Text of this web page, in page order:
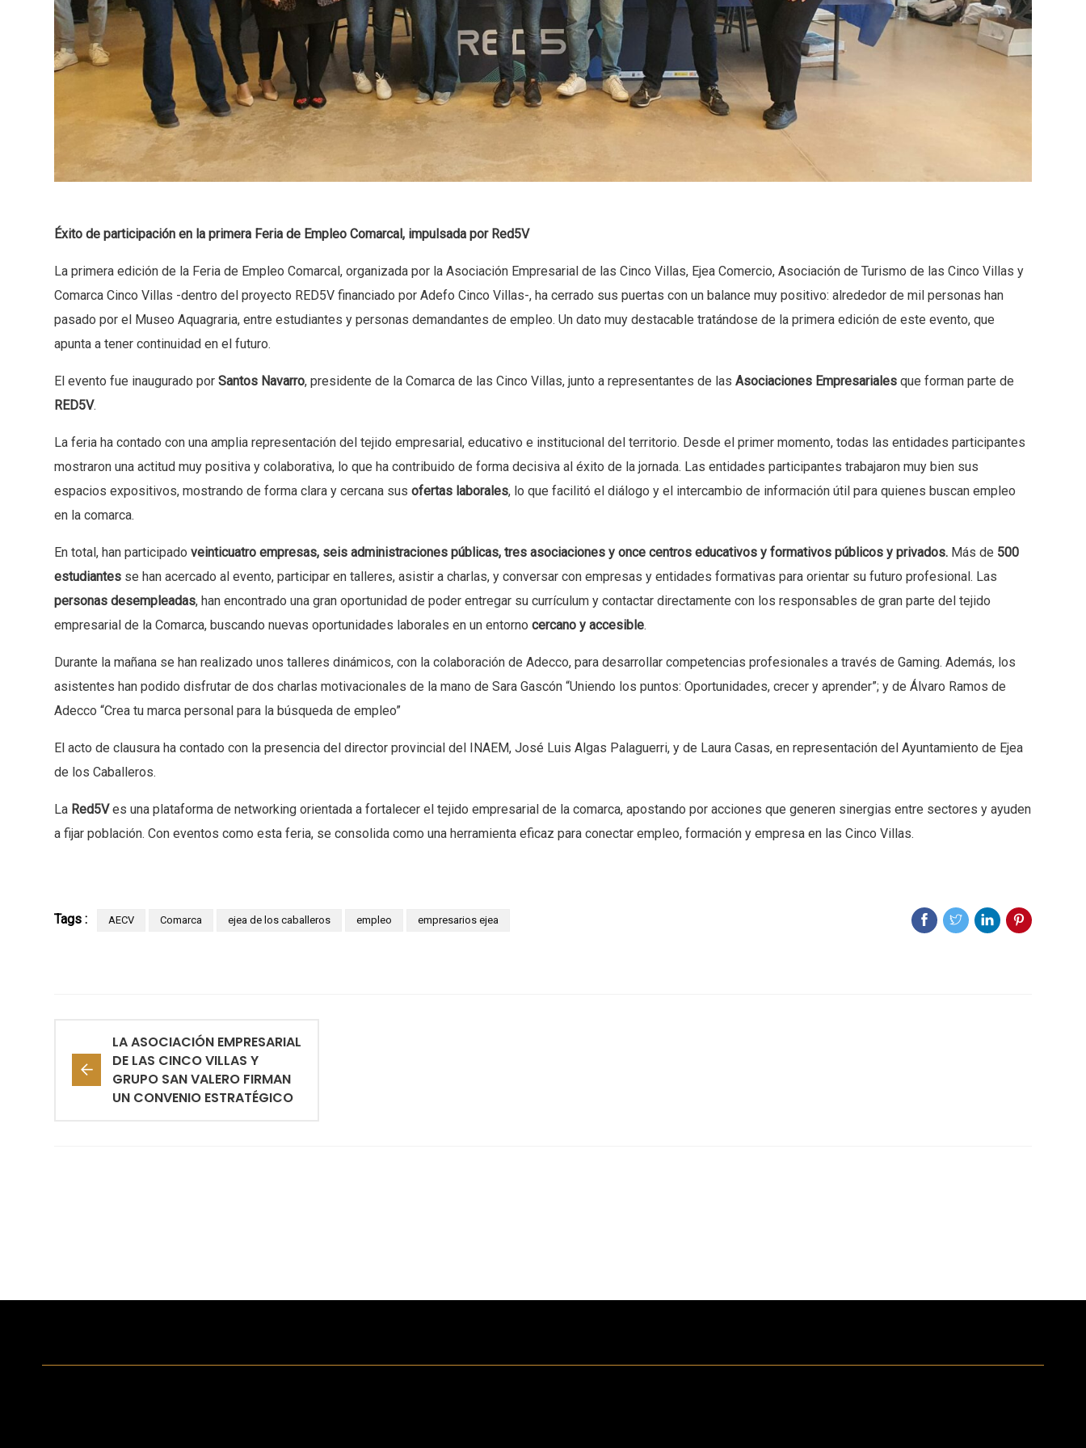
Éxito de participación en la primera Feria de Empleo Comarcal, impulsada por Red5V
La primera edición de la Feria de Empleo Comarcal, organizada por la Asociación Empresarial de las Cinco Villas, Ejea Comercio, Asociación de Turismo de las Cinco Villas y
Comarca Cinco Villas -dentro del proyecto RED5V financiado por Adefo Cinco Villas-, ha cerrado sus puertas con un balance muy positivo: alrededor de mil personas han
pasado por el Museo Aquagraria, entre estudiantes y personas demandantes de empleo. Un dato muy destacable tratándose de la primera edición de este evento, que
apunta a tener continuidad en el futuro.
El evento fue inaugurado por Santos Navarro, presidente de la Comarca de las Cinco Villas, junto a representantes de las Asociaciones Empresariales que forman parte de
RED5V.
La feria ha contado con una amplia representación del tejido empresarial, educativo e institucional del territorio. Desde el primer momento, todas las entidades participantes
mostraron una actitud muy positiva y colaborativa, lo que ha contribuido de forma decisiva al éxito de la jornada. Las entidades participantes trabajaron muy bien sus
espacios expositivos, mostrando de forma clara y cercana sus ofertas laborales, lo que facilitó el diálogo y el intercambio de información útil para quienes buscan empleo
en la comarca.
En total, han participado veinticuatro empresas, seis administraciones públicas, tres asociaciones y once centros educativos y formativos públicos y privados. Más de 500
estudiantes se han acercado al evento, participar en talleres, asistir a charlas, y conversar con empresas y entidades formativas para orientar su futuro profesional. Las
personas desempleadas, han encontrado una gran oportunidad de poder entregar su currículum y contactar directamente con los responsables de gran parte del tejido
empresarial de la Comarca, buscando nuevas oportunidades laborales en un entorno cercano y accesible.
Durante la mañana se han realizado unos talleres dinámicos, con la colaboración de Adecco, para desarrollar competencias profesionales a través de Gaming. Además, los
asistentes han podido disfrutar de dos charlas motivacionales de la mano de Sara Gascón “Uniendo los puntos: Oportunidades, crecer y aprender”; y de Álvaro Ramos de
Adecco “Crea tu marca personal para la búsqueda de empleo”
El acto de clausura ha contado con la presencia del director provincial del INAEM, José Luis Algas Palaguerri, y de Laura Casas, en representación del Ayuntamiento de Ejea
de los Caballeros.
La Red5Ves una plataforma de networking orientada a fortalecer el tejido empresarial de la comarca, apostando por acciones que generen sinergias entre sectores y ayuden
a fijar población. Con eventos como esta feria, se consolida como una herramienta eficaz para conectar empleo, formación y empresa en las Cinco Villas.
Tags : AECV Comarca ejea de los caballeros empleo empresarios ejea
LA ASOCIACIÓN EMPRESARIAL
DE LAS CINCO VILLAS Y
GRUPO SAN VALERO FIRMAN
UN CONVENIO ESTRATÉGICO